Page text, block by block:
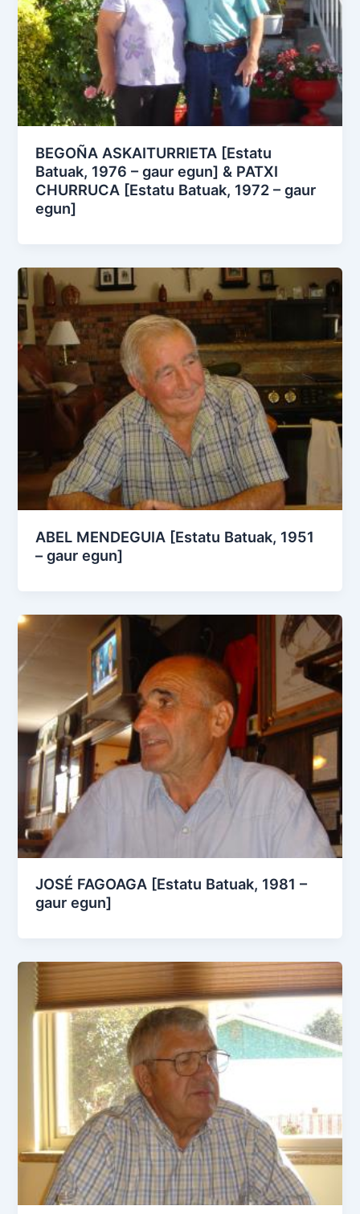
BEGOÑA ASKAITURRIETA [Estatu
Batuak, 1976 – gaur egun] & PATXI
CHURRUCA [Estatu Batuak, 1972 – gaur
egun]
ABEL MENDEGUIA [Estatu Batuak, 1951
– gaur egun]
JOSÉ FAGOAGA [Estatu Batuak, 1981 –
gaur egun]